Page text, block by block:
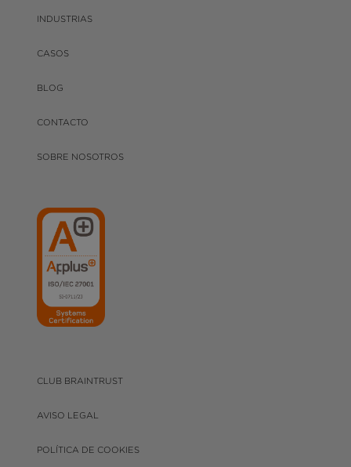
INDUSTRIAS
CASOS
BLOG
CONTACTO
SOBRE NOSOTROS
CLUB BRAINTRUST
AVISO LEGAL
POLÍTICA DE COOKIES